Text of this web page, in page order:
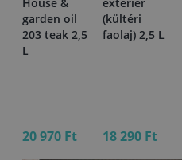
House &
garden oil
203 teak 2,5
L
20 970 Ft
exterier
(kültéri
faolaj) 2,5 L
18 290 Ft